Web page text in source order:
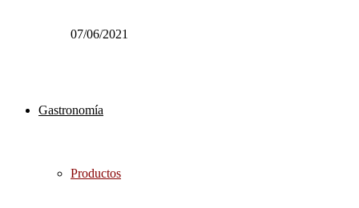
07/06/2021
Gastronomía
Productos